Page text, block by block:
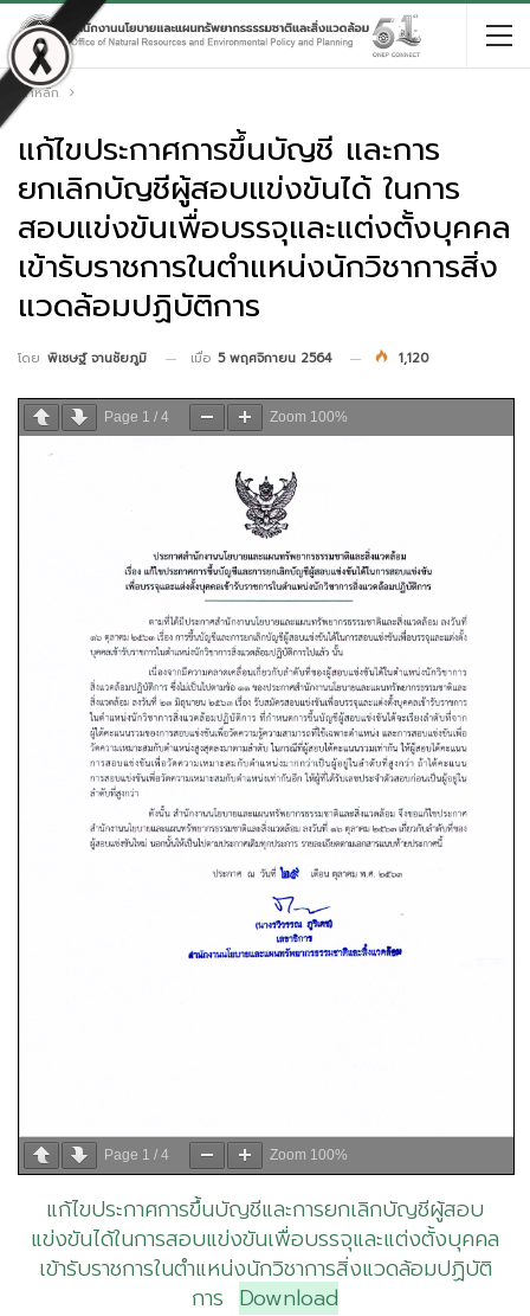
หน้าหลัก
แก้ไขประกาศการขึ้นบัญชี และการ
ยกเลิกบัญชีผู้สอบแข่งขันได้ ในการ
สอบแข่งขันเพื่อบรรจุและแต่งตั้งบุคคล
เข้ารับราชการในตำแหน่งนักวิชาการสิ่ง
แวดล้อมปฏิบัติการ
โดย พิเชษฐ์ จานชัยภูมิ เมื่อ 5 พฤศจิกายน 2564 1,120
Page 1 / 4 Zoom 100%
Page 1 / 4 Zoom 100%
แก้ไขประกาศการขึ้นบัญชีและการยกเลิกบัญชีผู้สอบ
แข่งขันได้ในการสอบแข่งขันเพื่อบรรจุและแต่งตั้งบุคคล
เข้ารับราชการในตำแหน่งนักวิชาการสิ่งแวดล้อมปฏิบัติ
การ Download